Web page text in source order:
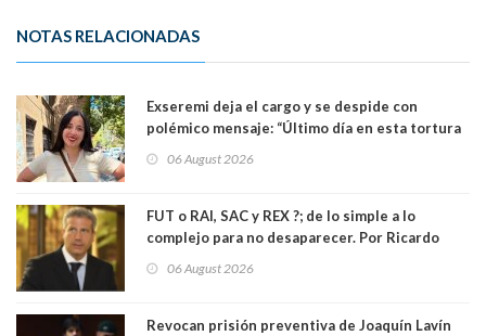
NOTAS RELACIONADAS
Exseremi deja el cargo y se despide con
polémico mensaje: “Último día en esta tortura
06 August 2026
FUT o RAI, SAC y REX ?; de lo simple a lo
complejo para no desaparecer. Por Ricardo
06 August 2026
Revocan prisión preventiva de Joaquín Lavín